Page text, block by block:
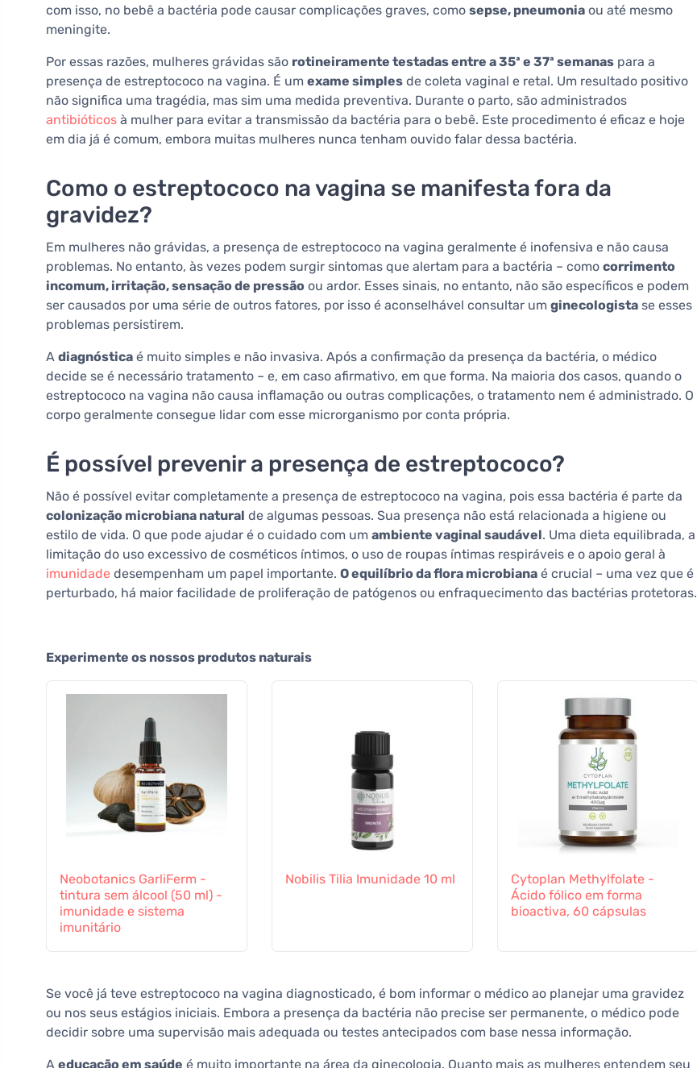
com isso, no bebê a bactéria pode causar complicações graves, como sepse, pneumonia ou até mesmo
meningite.
Por essas razões, mulheres grávidas são rotineiramente testadas entre a 35ª e 37ª semanas para a
presença de estreptococo na vagina. É um exame simples de coleta vaginal e retal. Um resultado positivo
não significa uma tragédia, mas sim uma medida preventiva. Durante o parto, são administrados
antibióticos à mulher para evitar a transmissão da bactéria para o bebê. Este procedimento é eficaz e hoje
em dia já é comum, embora muitas mulheres nunca tenham ouvido falar dessa bactéria.
Como o estreptococo na vagina se manifesta fora da
gravidez?
Em mulheres não grávidas, a presença de estreptococo na vagina geralmente é inofensiva e não causa
problemas. No entanto, às vezes podem surgir sintomas que alertam para a bactéria – como corrimento
incomum, irritação, sensação de pressão ou ardor. Esses sinais, no entanto, não são específicos e podem
ser causados por uma série de outros fatores, por isso é aconselhável consultar um ginecologista se esses
problemas persistirem.
A diagnóstica é muito simples e não invasiva. Após a confirmação da presença da bactéria, o médico
decide se é necessário tratamento – e, em caso afirmativo, em que forma. Na maioria dos casos, quando o
estreptococo na vagina não causa inflamação ou outras complicações, o tratamento nem é administrado. O
corpo geralmente consegue lidar com esse microrganismo por conta própria.
É possível prevenir a presença de estreptococo?
Não é possível evitar completamente a presença de estreptococo na vagina, pois essa bactéria é parte da
colonização microbiana natural de algumas pessoas. Sua presença não está relacionada a higiene ou
estilo de vida. O que pode ajudar é o cuidado com um ambiente vaginal saudável. Uma dieta equilibrada, a
limitação do uso excessivo de cosméticos íntimos, o uso de roupas íntimas respiráveis e o apoio geral à
imunidade desempenham um papel importante. O equilíbrio da flora microbiana é crucial – uma vez que é
perturbado, há maior facilidade de proliferação de patógenos ou enfraquecimento das bactérias protetoras.
Experimente os nossos produtos naturais
Neobotanics GarliFerm -
tintura sem álcool (50 ml) -
imunidade e sistema
imunitário
Nobilis Tilia Imunidade 10 ml
Cytoplan Methylfolate -
Ácido fólico em forma
bioactiva, 60 cápsulas
Se você já teve estreptococo na vagina diagnosticado, é bom informar o médico ao planejar uma gravidez
ou nos seus estágios iniciais. Embora a presença da bactéria não precise ser permanente, o médico pode
decidir sobre uma supervisão mais adequada ou testes antecipados com base nessa informação.
A educação em saúde é muito importante na área da ginecologia. Quanto mais as mulheres entendem seu